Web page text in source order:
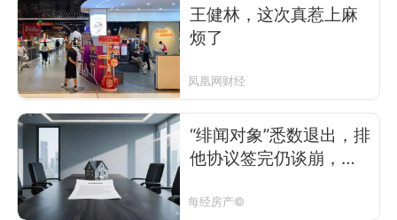
王健林，这次真惹上麻
烦了
凤凰网财经
“绯闻对象”悉数退出，排
他协议签完仍谈崩，为
盘？
每经房产©